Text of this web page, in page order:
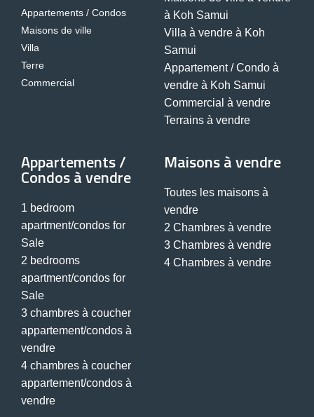
Appartements / Condos
Maisons de ville
Villa
Terre
Commercial
à Koh Samui
Villa à vendre à Koh
Samui
Appartement / Condo à
vendre à Koh Samui
Commercial à vendre
Terrains à vendre
Appartements /
Condos à vendre
1 bedroom
apartment/condos for
Sale
2 bedrooms
apartment/condos for
Sale
3 chambres à coucher
appartement/condos à
vendre
4 chambres à coucher
appartement/condos à
vendre
Maisons à vendre
Toutes les maisons à
vendre
2 Chambres à vendre
3 Chambres à vendre
4 Chambres à vendre